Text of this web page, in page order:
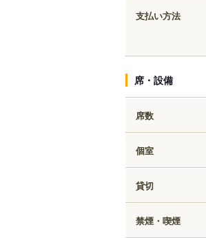
支払い方法
席・設備
席数
個室
貸切
禁煙・喫煙